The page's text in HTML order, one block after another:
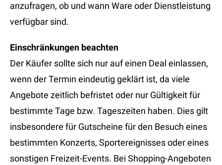
anzufragen, ob und wann Ware oder Dienstleistung
verfügbar sind.
Einschränkungen beachten
Der Käufer sollte sich nur auf einen Deal einlassen,
wenn der Termin eindeutig geklärt ist, da viele
Angebote zeitlich befristet oder nur Gültigkeit für
bestimmte Tage bzw. Tageszeiten haben. Dies gilt
insbesondere für Gutscheine für den Besuch eines
bestimmten Konzerts, Sportereignisses oder eines
sonstigen Freizeit-Events. Bei Shopping-Angeboten